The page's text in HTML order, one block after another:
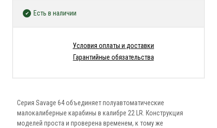
Серия Savage 64 объединяет полуавтоматические
малокалиберные карабины в калибре 22 LR. Конструкция
моделей проста и проверена временем, к тому же
Есть в наличии
Условия оплаты и доставки
Гарантийные обязательства